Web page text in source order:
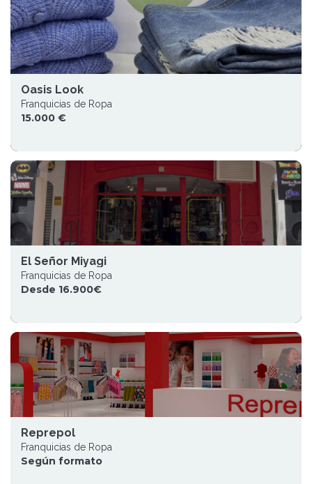
Oasis Look
Franquicias de Ropa
15.000 €
El Señor Miyagi
Franquicias de Ropa
Desde 16.900€
Reprepol
Franquicias de Ropa
Según formato